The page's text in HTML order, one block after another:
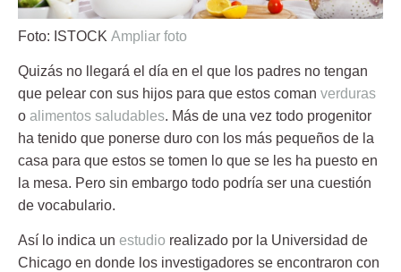
Foto: ISTOCK Ampliar foto
Quizás no llegará el día en el que los padres no tengan
que pelear con sus hijos para que estos coman verduras
o alimentos saludables. Más de una vez todo progenitor
ha tenido que ponerse duro con los más pequeños de la
casa para que estos se tomen lo que se les ha puesto en
la mesa. Pero sin embargo todo podría ser una cuestión
de vocabulario.
Así lo indica un estudio realizado por la Universidad de
Chicago en donde los investigadores se encontraron con